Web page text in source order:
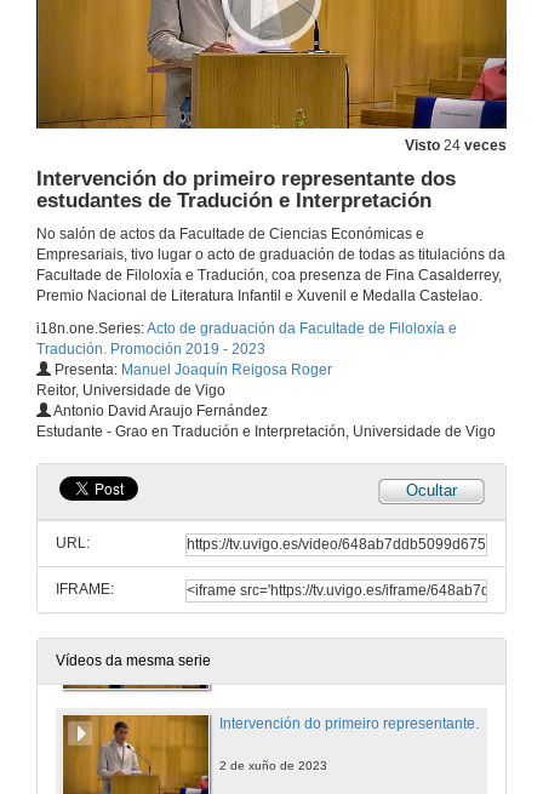
Visto 24 veces
Intervención do primeiro representante dos
estudantes de Tradución e Interpretación
No salón de actos da Facultade de Ciencias Económicas e
Empresariais, tivo lugar o acto de graduación de todas as titulacións da
Facultade de Filoloxía e Tradución, coa presenza de Fina Casalderrey,
Premio Nacional de Literatura Infantil e Xuvenil e Medalla Castelao.
i18n.one.Series:Acto de graduación da Facultade de Filoloxía e
Tradución. Promoción 2019 - 2023
Presenta: Manuel Joaquín Reigosa Roger
Reitor, Universidade de Vigo
Antonio David Araujo Fernández
Estudante - Grao en Tradución e Interpretación, Universidade de Vigo
Ocultar
URL:
IFRAME:
Vídeos da mesma serie
2 de xuño de 2023
Benvida
2 de xuño de 2023
Intervención do representante dos estudantes de ciencias da linguaxe e estudos literarios
2 de xuño de 2023
2 de xuño de 2023
Intervención da representante dos estudantes de linguas estranxeiras
2 de xuño de 2023
Discurso do primeiro padriño do grao en Tradución e Interpretación
Intervención do primeiro representante dos estudantes de Tradución e Interpretación
2 de xuño de 2023